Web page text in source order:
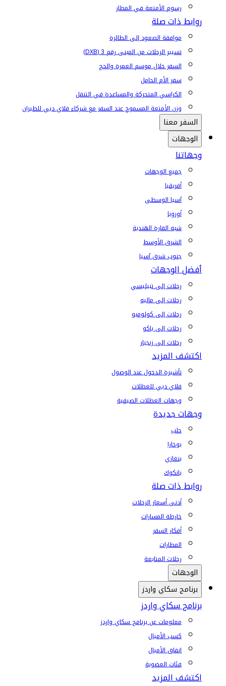
رسوم الأمتعة في المطار
روابط ذات صلة
موافقة الصعود إلى الطائرة
تسيير الرحلات من المبنى رقم 3 (DXB)
السفر خلال موسم العمرة والحج
سفر الأم الحامل
الكراسي المتحركة والمساعدة في التنقل
وزن الأمتعة المسموح عند السفر مع شركاء فلاي دبي للطيران
السفر معنا
الوجهات
وجهاتنا
جميع الوجهات
أفريقيا
آسيا الوسطى
أوروبا
شبه القارة الهندية
الشرق الأوسط
جنوب شرق آسيا
أفضل الوجهات
رحلات إلى تبيليسي
رحلات إلى ماليه
رحلات إلى كولومبو
رحلات إلى باكو
رحلات إلى زنجبار
اكتشف المزيد
تأشيرة الدخول عند الوصول
فلاي دبي للعطلات
وجهات العطلات الصيفية
وجهات جديدة
حلب
بوخارا
بنغازي
بانكوك
روابط ذات صلة
أدنى أسعار الرحلات
خارطة المسارات
أفكار السفر
المطارات
رحلات المتابعة
الوجهات
برنامج سكاي واردز
برنامج سكاي واردز
معلومات عن برنامج سكاي واردز
كسب الأميال
إنفاق الأميال
فئات العضوية
اكتشف المزيد